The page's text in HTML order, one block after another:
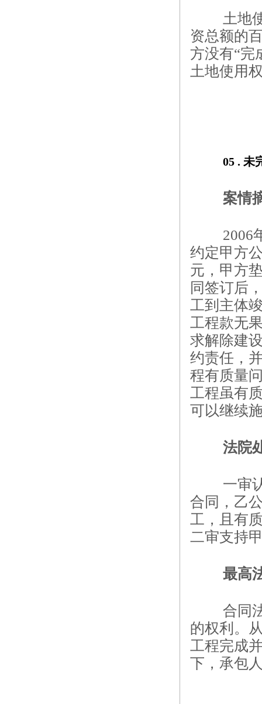
土地
资总额的
方没有“完
土地使用
05 . 未
案情
2006
约定甲方
元，甲方
同签订后
工到主体
工程款无
求解除建
约责任，
程有质量
工程虽有
可以继续
法院
一审
合同，乙
工，且有
二审支持
最高
合同
的权利。
工程完成
下，承包